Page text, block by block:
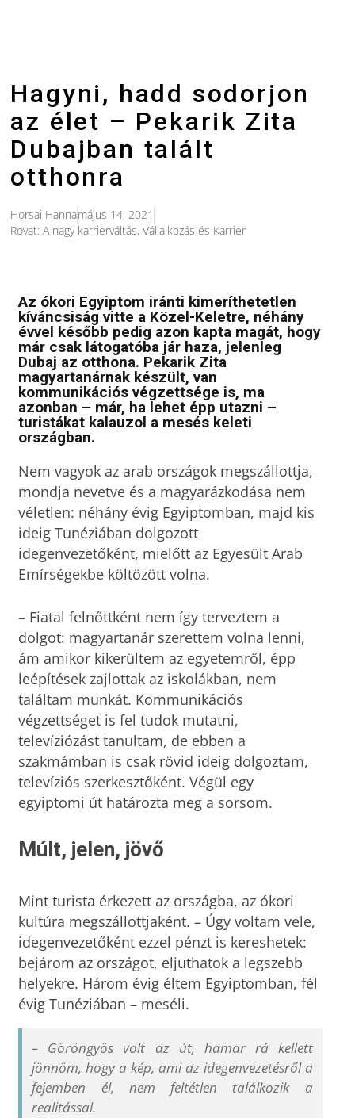
Hagyni, hadd sodorjon
az élet – Pekarik Zita
Dubajban talált
otthonra
Horsai Hannamájus 14, 2021
Rovat:A nagy karrierváltás,Vállalkozás és Karrier
Az ókori Egyiptom iránti kimeríthetetlen
kíváncsiság vitte a Közel-Keletre, néhány
évvel később pedig azon kapta magát, hogy
már csak látogatóba jár haza, jelenleg
Dubaj az otthona. Pekarik Zita
magyartanárnak készült, van
kommunikációs végzettsége is, ma
azonban – már, ha lehet épp utazni –
turistákat kalauzol a mesés keleti
országban.
Nem vagyok az arab országok megszállottja,
mondja nevetve és a magyarázkodása nem
véletlen: néhány évig Egyiptomban, majd kis
ideig Tunéziában dolgozott
idegenvezetőként, mielőtt az Egyesült Arab
Emírségekbe költözött volna.
– Fiatal felnőttként nem így terveztem a
dolgot: magyartanár szerettem volna lenni,
ám amikor kikerültem az egyetemről, épp
leépítések zajlottak az iskolákban, nem
találtam munkát. Kommunikációs
végzettséget is fel tudok mutatni,
televíziózást tanultam, de ebben a
szakmámban is csak rövid ideig dolgoztam,
televíziós szerkesztőként. Végül egy
egyiptomi út határozta meg a sorsom.
Múlt, jelen, jövő
Mint turista érkezett az országba, az ókori
kultúra megszállottjaként. – Úgy voltam vele,
idegenvezetőként ezzel pénzt is kereshetek:
bejárom az országot, eljuthatok a legszebb
helyekre. Három évig éltem Egyiptomban, fél
évig Tunéziában – meséli.
– Göröngyös volt az út, hamar rá kellett
jönnöm, hogy a kép, ami az idegenvezetésről a
fejemben él, nem feltétlen találkozik a
realitással.